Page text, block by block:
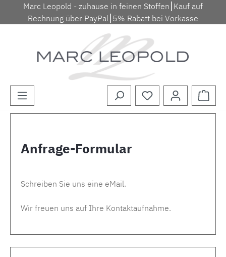
Zum Hauptinhalt springen
Marc Leopold - zuhause in feinen Stoffen⎮Kauf auf
Rechnung über PayPal⎮5% Rabatt bei Vorkasse
Anfrage-Formular
Schreiben Sie uns eine eMail.
Wir freuen uns auf Ihre Kontaktaufnahme.